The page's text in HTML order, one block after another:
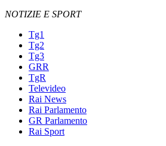
NOTIZIE E SPORT
Tg1
Tg2
Tg3
GRR
TgR
Televideo
Rai News
Rai Parlamento
GR Parlamento
Rai Sport